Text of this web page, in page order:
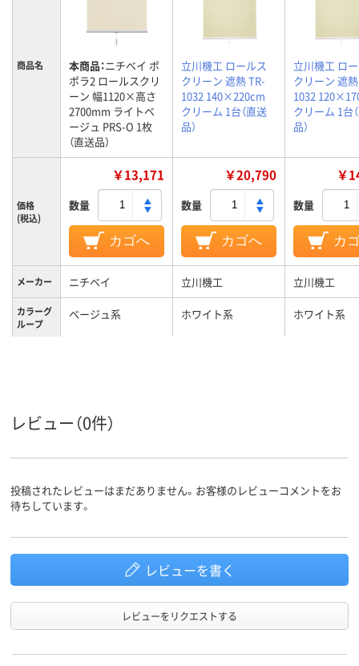
商品名 本商品：ニチベイ ポ
ポラ2 ロールスクリ
ーン 幅1120×高さ
2700mm ライトベ
ージュ PRS-O 1枚
（直送品）
立川機工 ロールス
クリーン 遮熱 TR-
1032 140×220cm
クリーム 1台（直送
品）
立川機工 ロ
クリーン 遮
1032
クリーム 1台
品）
価格
(税込)
￥13,171
数量
カゴへ
￥20,790
数量
カゴへ
￥
数量
カ
メーカー ニチベイ 立川機工 立川機工
カラーグ
ループ
ベージュ系 ホワイト系 ホワイト系
レビュー（0件）
投稿されたレビューはまだありません。お客様のレビューコメントをお
待ちしています。
レビューを書く
レビューをリクエストする